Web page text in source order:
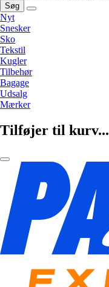
Søg
Nyt
Snesker
Sko
Tekstil
Kugler
Tilbehør
Bagage
Udsalg
Mærker
Tilføjer til kurv...